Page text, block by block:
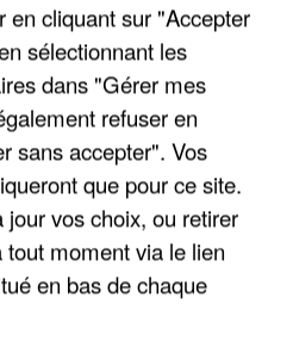
ALGÉRIE
en cliquant sur "Accepter
sélectionnant les
dans "Gérer mes
refuser en
sans accepter". Vos
que pour ce site.
vos choix, ou retirer
moment via le lien
en bas de chaque